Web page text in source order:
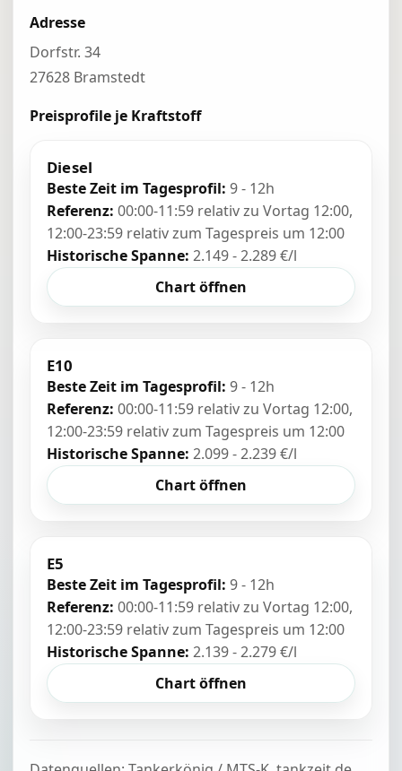
Adresse
Dorfstr. 34
27628 Bramstedt
Preisprofile je Kraftstoff
Diesel
Beste Zeit im Tagesprofil: 9 - 12h
Referenz: 00:00-11:59 relativ zu Vortag 12:00,
12:00-23:59 relativ zum Tagespreis um 12:00
Historische Spanne: 2.149 - 2.289 €/l
Chart öffnen
E10
Beste Zeit im Tagesprofil: 9 - 12h
Referenz: 00:00-11:59 relativ zu Vortag 12:00,
12:00-23:59 relativ zum Tagespreis um 12:00
Historische Spanne: 2.099 - 2.239 €/l
Chart öffnen
E5
Beste Zeit im Tagesprofil: 9 - 12h
Referenz: 00:00-11:59 relativ zu Vortag 12:00,
12:00-23:59 relativ zum Tagespreis um 12:00
Historische Spanne: 2.139 - 2.279 €/l
Chart öffnen